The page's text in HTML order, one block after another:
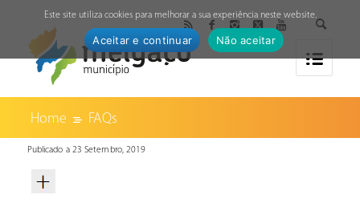
Home FAQs
Publicado a 23 Setembro, 2019
Este site utiliza cookies para melhorar a sua experiência neste website.
Aceitar e continuar Não aceitar